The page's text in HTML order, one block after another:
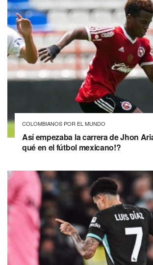
COLOMBIANOS POR EL MUNDO
Así empezaba la carrera de Jhon
qué en el fútbol mexicano!?